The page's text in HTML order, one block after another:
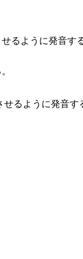
るように発音す
るように発音